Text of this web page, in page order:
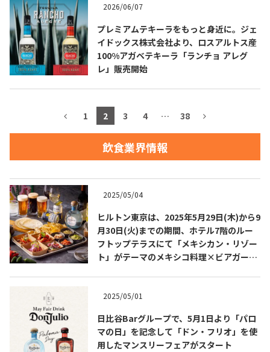
お問合せ プライバシーポリシー
2026/06/07
プレミアムテキーラをもっと身近に。ジェ
イドックス株式会社より、ロスアルトス産
100%アガベテキーラ「ランチョ アレグ
レ」販売開始
1 2 3 4 … 38
飲食業界情報
2025/05/04
ヒルトン東京は、2025年5月29日(木)から9
月30日(火)までの期間、ホテル7階のルー
フトップテラスにて「メキシカン・リゾー
ト」がテーマのメキシコ料理×ビアガーデ
2025/05/01
日比谷Barグループで、5月1日より「パロ
マの日」を記念して「ドン・フリオ」を使
用したマンスリーフェアがスタート